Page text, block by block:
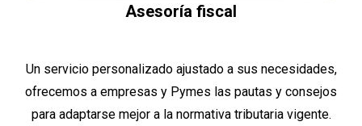
Asesoría fiscal
Un servicio personalizado ajustado a sus necesidades,
ofrecemos a empresas y Pymes las pautas y consejos
para adaptarse mejor a la normativa tributaria vigente.